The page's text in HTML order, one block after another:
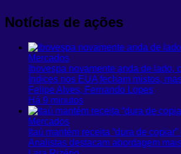
Notícias de ações
Mercados
Ibovespa novamente anda de lado,
Índices nos EUA fecham mistos,
Felipe Alves, Fernando Lopes
Há 9 minutos
Mercados
Itaú mantém receita “dura de
Analistas destacam abordagem